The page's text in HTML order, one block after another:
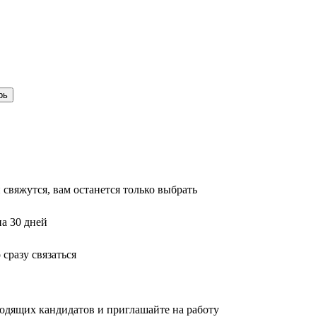
вам останется только выбрать
30 дней
связаться
кандидатов и приглашайте на работу